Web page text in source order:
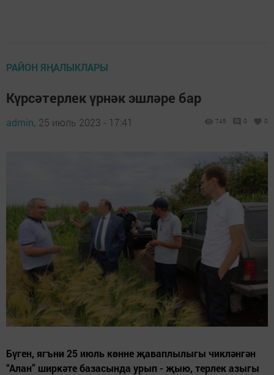
РАЙОН ЯҢАЛЫКЛАРЫ
Күрсәтерлек үрнәк эшләре бар
admin, 25 июль 2023 - 17:41 745 0 0
Бүген, ягъни 25 июль көнне җаваплылыгы чикләнгән
“Алан” ширкәте базасында урып - җыю, терлек азыгы